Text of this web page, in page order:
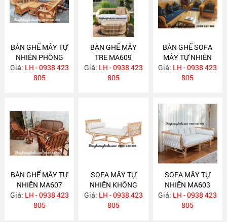
BÀN GHẾ MÂY TỰ
NHIÊN PHÒNG
KHÁCH MA610
Giá: LH - 0938 423
805
BÀN GHẾ MÂY
TRE MA609
Giá: LH - 0938 423
805
BÀN GHẾ SOFA
MÂY TỰ NHIÊN
PHÒNG KHÁCH
MA608
Giá: LH - 0938 423
805
BÀN GHẾ MÂY TỰ
NHIÊN MA607
Giá: LH - 0938 423
805
SOFA MÂY TỰ
NHIÊN KHÔNG
TỰA MA604
Giá: LH - 0938 423
805
SOFA MÂY TỰ
NHIÊN MA603
Giá: LH - 0938 423
805